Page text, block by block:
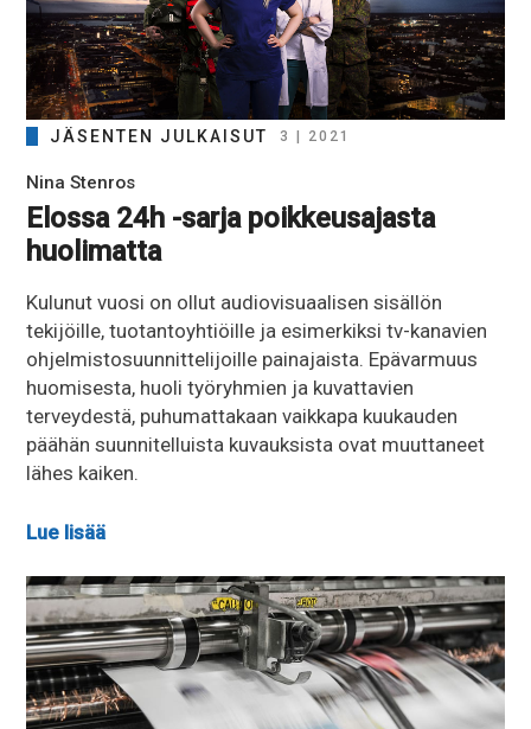
JÄSENTEN JULKAISUT 3 | 2021
Nina Stenros
Elossa 24h -sarja poikkeusajasta
huolimatta
Kulunut vuosi on ollut audiovisuaalisen sisällön
tekijöille, tuotantoyhtiöille ja esimerkiksi tv-kanavien
ohjelmistosuunnittelijoille painajaista. Epävarmuus
huomisesta, huoli työryhmien ja kuvattavien
terveydestä, puhumattakaan vaikkapa kuukauden
päähän suunnitelluista kuvauksista ovat muuttaneet
lähes kaiken.
Lue lisää